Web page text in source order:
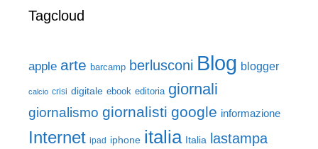
Tagcloud
apple arte barcamp berlusconi Blog blogger
calcio crisi digitale ebook editoria giornali
giornalismo giornalisti google informazione
Internet ipad iphone italia Italia lastampa